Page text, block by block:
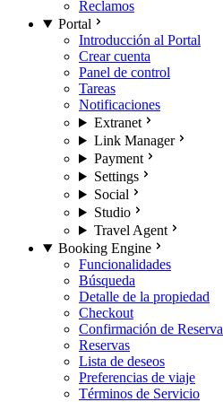
Reclamos
Portal
Introducción al Portal
Crear cuenta
Panel de control
Tareas
Notificaciones
Extranet
Link Manager
Payment
Settings
Social
Studio
Travel Agent
Booking Engine
Funcionalidades
Búsqueda
Detalle de la propiedad
Checkout
Confirmación de Reserva
Reservas
Lista de deseos
Preferencias de viaje
Términos de Servicio